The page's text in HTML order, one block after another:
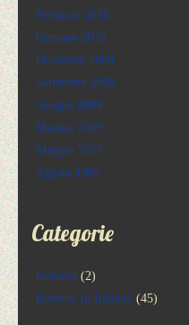
Febbraio 2010
Gennaio 2010
Dicembre 2009
Settembre 2009
Giugno 2009
Maggio 2009
Maggio 2003
Agosto 1995
Categorie
featured (2)
Roberto In Italiano (45)